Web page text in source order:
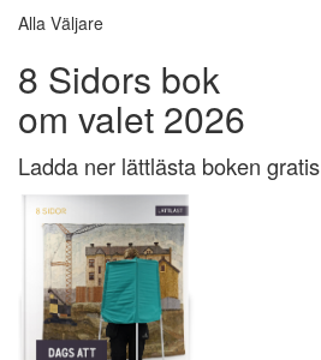
Alla Väljare
8 Sidors bok
om valet 2026
Ladda ner lättlästa boken gratis